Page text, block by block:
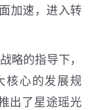
加速，进入转
略的指导下，
核心的发展规
出了星途瑶光